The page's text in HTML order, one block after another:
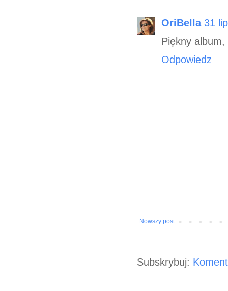
OriBella 31
Piękny
Odpowiedz
Nowszy post
Subskrybuj: